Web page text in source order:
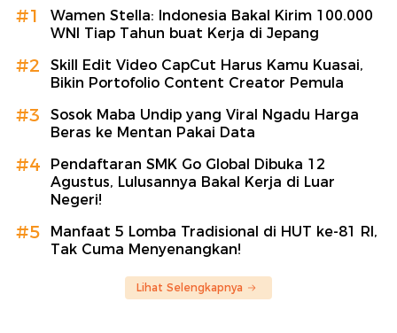
#1
Wamen Stella: Indonesia Bakal Kirim 100.000
WNI Tiap Tahun buat Kerja di Jepang
#2
Skill Edit Video CapCut Harus Kamu Kuasai,
Bikin Portofolio Content Creator Pemula
#3
Sosok Maba Undip yang Viral Ngadu Harga
Beras ke Mentan Pakai Data
#4
Pendaftaran SMK Go Global Dibuka 12
Agustus, Lulusannya Bakal Kerja di Luar
Negeri!
#5
Manfaat 5 Lomba Tradisional di HUT ke-81 RI,
Tak Cuma Menyenangkan!
Lihat Selengkapnya